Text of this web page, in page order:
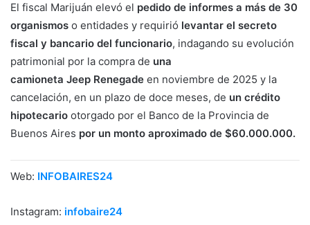
El fiscal Marijuán elevó el pedido de informes a más de 30
organismos o entidades y requirió levantar el secreto
fiscal y bancario del funcionario, indagando su evolución
patrimonial por la compra de una
camioneta Jeep Renegade en noviembre de 2025 y la
cancelación, en un plazo de doce meses, de un crédito
hipotecario otorgado por el Banco de la Provincia de
Buenos Aires por un monto aproximado de $60.000.000.
Web: INFOBAIRES24
Instagram: infobaire24